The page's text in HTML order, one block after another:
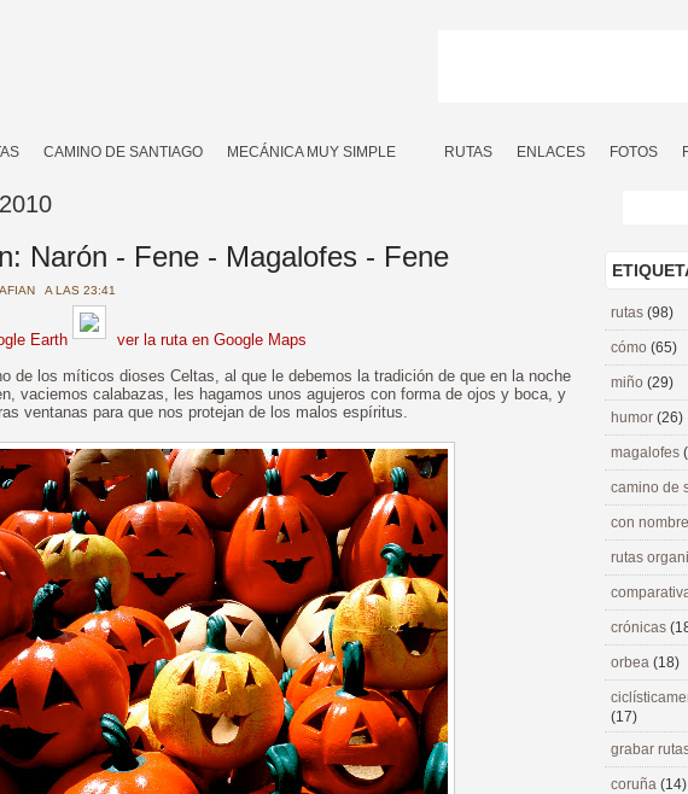
CAMINO DE SANTIAGO MECÁNICA MUY SIMPLE RUTAS ENLACES FOTOS
Narón - Fene - Magalofes - Fene
A LAS 23:41
Earth
ver la ruta en Google Maps
de los míticos dioses Celtas, al que le debemos la tradición de que en la noche
vaciemos calabazas, les hagamos unos agujeros con forma de ojos y boca, y
ventanas para que nos protejan de los malos espíritus.
rutas (98)
cómo (65)
miño (29)
humor (26)
magalofes
camino de
con
rutas
crónicas
orbea (18)
(17)
grabar
coruña (14)